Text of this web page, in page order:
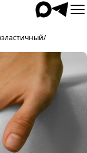
/